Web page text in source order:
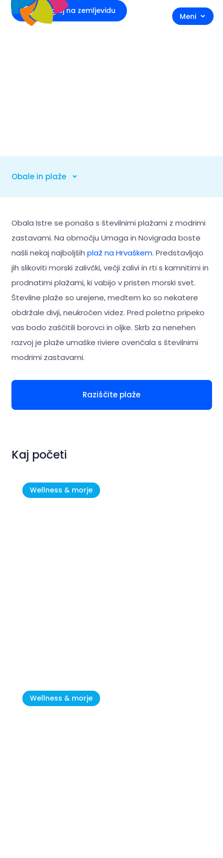
Meni
Preglej na zemljevidu
Obale in plaže
Obala Istre se ponaša s številnimi plažami z modrimi
zastavami. Na območju Umaga in Novigrada boste
našli nekaj najboljših plaž na Hrvaškem. Predstavljajo
jih slikoviti morski zalivčki, večji zalivi in rti s kamnitimi in
prodnatimi plažami, ki vabijo v pristen morski svet.
Številne plaže so urejene, medtem ko so nekatere
obdržale divji, neukročen videz. Pred poletno pripeko
vas bodo zaščitili borovci in oljke. Skrb za nenehen
razvoj je plaže umaške riviere ovenčala s številnimi
modrimi zastavami.
Raziščite plaže
Kaj početi
Wellness & morje
Wellness & morje